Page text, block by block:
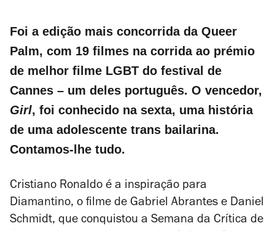
Foi a edição mais concorrida da Queer
Palm, com 19 filmes na corrida ao prémio
de melhor filme LGBT do festival de
Cannes – um deles português. O vencedor,
Girl, foi conhecido na sexta, uma história
de uma adolescente trans bailarina.
Contamos-lhe tudo.
Cristiano Ronaldo é a inspiração para
Diamantino, o filme de Gabriel Abrantes e Daniel
Schmidt, que conquistou a Semana da Crítica de